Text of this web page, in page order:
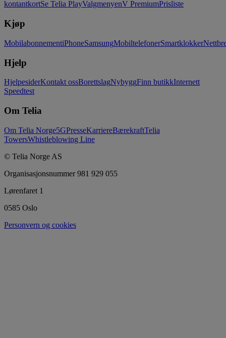
kontantkortSe Telia PlayValgmenyenV PremiumPrisliste
Kjøp
MobilabonnementiPhoneSamsungMobiltelefonerSmartklokker
Hjelp
HjelpesiderKontakt ossBorettslagNybyggFinn butikkInternett
Speedtest
Om Telia
Om Telia Norge5GPresseKarriereBærekraftTelia
TowersWhistleblowing Line
© Telia Norge AS
Organisasjonsnummer 981 929 055
Lørenfaret 1
0585 Oslo
Personvern og cookies